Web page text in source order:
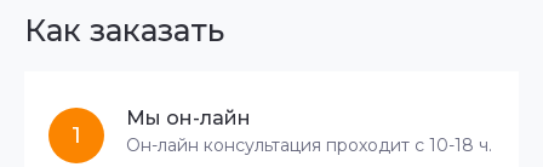
Как заказать
1
Мы он-лайн
Он-лайн консультация проходит с 10-18 ч.